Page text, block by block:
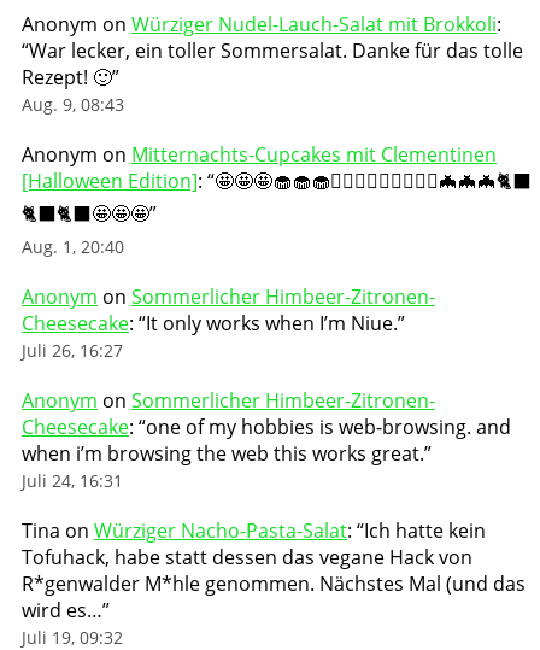
Anonym on Würziger Nudel-Lauch-Salat mit Brokkoli:
“War lecker, ein toller Sommersalat. Danke für das tolle
Rezept! 🙂”
Aug. 9, 08:43
Anonym on Mitternachts-Cupcakes mit Clementinen
[Halloween Edition]: “🤩🤩🤩🧁🧁🧁🧛🏻‍♀️🧛🏻‍♀️🧛🏻‍♀️🦇🦇🦇🐈‍⬛
🐈‍⬛🐈‍⬛🤩🤩🤩”
Aug. 1, 20:40
Anonym on Sommerlicher Himbeer-Zitronen-
Cheesecake: “It only works when I’m Niue.”
Juli 26, 16:27
Anonym on Sommerlicher Himbeer-Zitronen-
Cheesecake: “one of my hobbies is web-browsing. and
when i’m browsing the web this works great.”
Juli 24, 16:31
Tina on Würziger Nacho-Pasta-Salat: “Ich hatte kein
Tofuhack, habe statt dessen das vegane Hack von
R*genwalder M*hle genommen. Nächstes Mal (und das
wird es…”
Juli 19, 09:32